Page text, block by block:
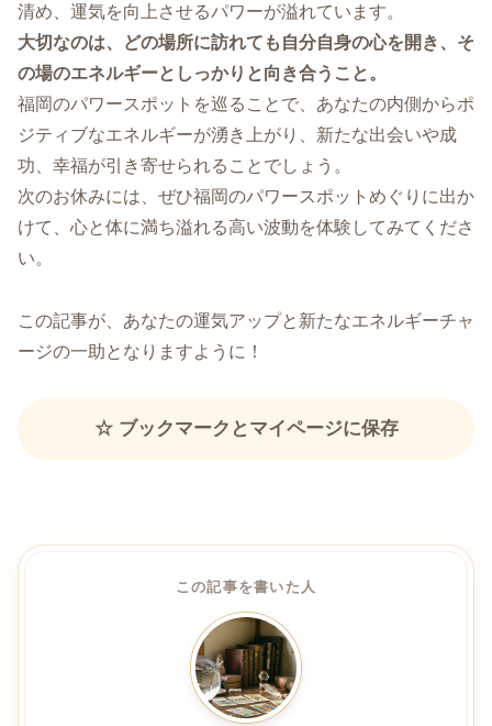
清め、運気を向上させるパワーが溢れています。
大切なのは、どの場所に訪れても自分自身の心を開き、そ
の場のエネルギーとしっかりと向き合うこと。
福岡のパワースポットを巡ることで、あなたの内側からポ
ジティブなエネルギーが湧き上がり、新たな出会いや成
功、幸福が引き寄せられることでしょう。
次のお休みには、ぜひ福岡のパワースポットめぐりに出か
けて、心と体に満ち溢れる高い波動を体験してみてくださ
い。
この記事が、あなたの運気アップと新たなエネルギーチャ
ージの一助となりますように！
☆ ブックマークとマイページに保存
この記事を書いた人